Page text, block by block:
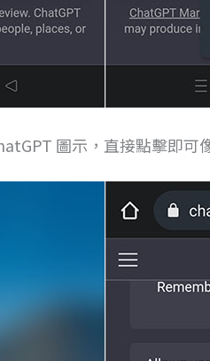
圖示，直接點擊即可